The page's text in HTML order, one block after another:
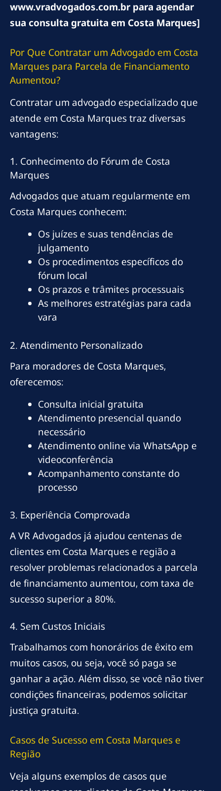
www.vradvogados.com.br para agendar
sua consulta gratuita em Costa Marques]
Por Que Contratar um Advogado em Costa
Marques para Parcela de Financiamento
Aumentou?
Contratar um advogado especializado que
atende em Costa Marques traz diversas
vantagens:
1. Conhecimento do Fórum de Costa
Marques
Advogados que atuam regularmente em
Costa Marques conhecem:
Os juízes e suas tendências de
julgamento
Os procedimentos específicos do
fórum local
Os prazos e trâmites processuais
As melhores estratégias para cada
vara
2. Atendimento Personalizado
Para moradores de Costa Marques,
oferecemos:
Consulta inicial gratuita
Atendimento presencial quando
necessário
Atendimento online via WhatsApp e
videoconferência
Acompanhamento constante do
processo
3. Experiência Comprovada
A VR Advogados já ajudou centenas de
clientes em Costa Marques e região a
resolver problemas relacionados a parcela
de financiamento aumentou, com taxa de
sucesso superior a 80%.
4. Sem Custos Iniciais
Trabalhamos com honorários de êxito em
muitos casos, ou seja, você só paga se
ganhar a ação. Além disso, se você não tiver
condições financeiras, podemos solicitar
justiça gratuita.
Casos de Sucesso em Costa Marques e
Região
Veja alguns exemplos de casos que